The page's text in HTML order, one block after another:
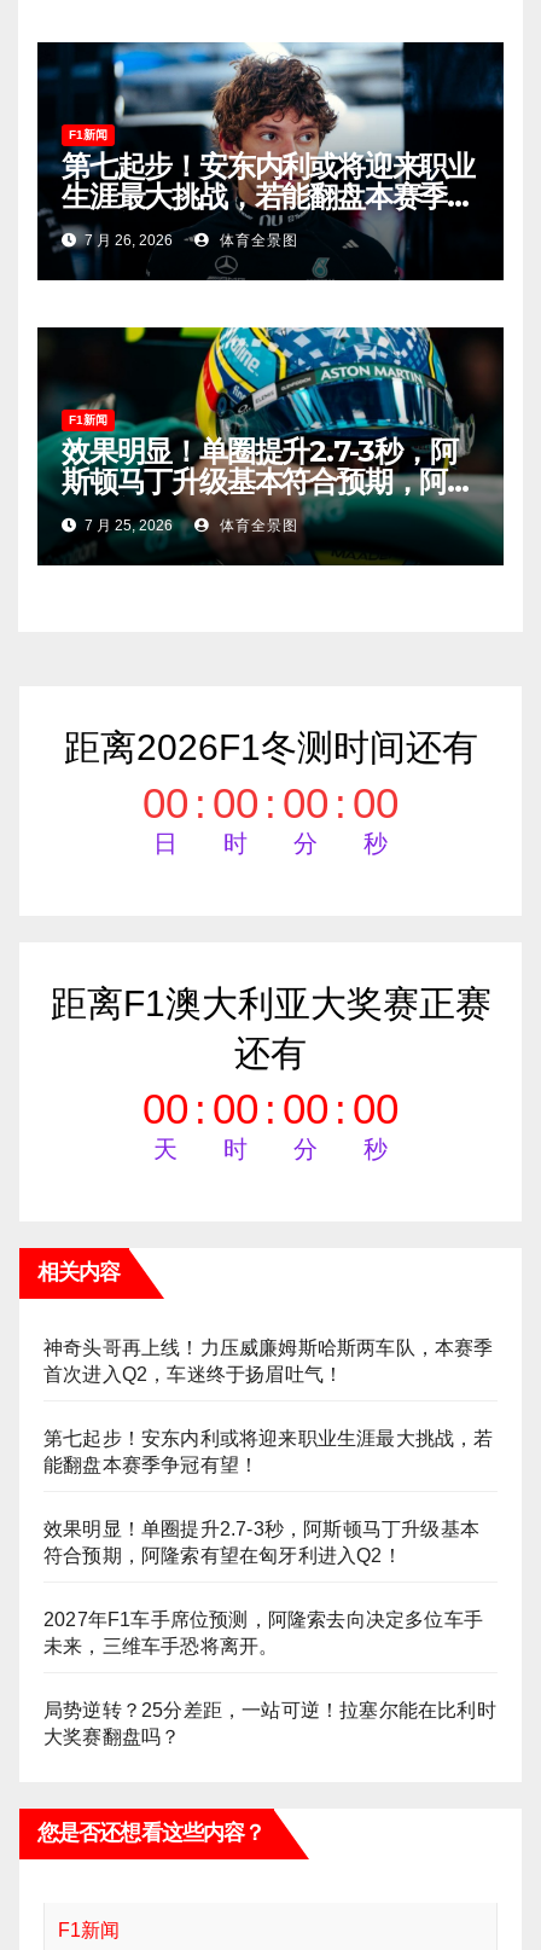
F1新闻
第七起步！安东内利或将迎来职业
生涯最大挑战，若能翻盘本赛季争
冠有望！
7 月 26, 2026 体育全景图
F1新闻
效果明显！单圈提升2.7-3秒，阿
斯顿马丁升级基本符合预期，阿隆
索有望在匈牙利进入Q2！
7 月 25, 2026 体育全景图
距离2026F1冬测时间还有
00
日
: 00
时
: 00
分
: 00
秒
距离F1澳大利亚大奖赛正赛
还有
00
天
: 00
时
: 00
分
: 00
秒
相关内容
神奇头哥再上线！力压威廉姆斯哈斯两车队，本赛季
首次进入Q2，车迷终于扬眉吐气！
第七起步！安东内利或将迎来职业生涯最大挑战，若
能翻盘本赛季争冠有望！
效果明显！单圈提升2.7-3秒，阿斯顿马丁升级基本
符合预期，阿隆索有望在匈牙利进入Q2！
2027年F1车手席位预测，阿隆索去向决定多位车手
未来，三维车手恐将离开。
局势逆转？25分差距，一站可逆！拉塞尔能在比利时
大奖赛翻盘吗？
您是否还想看这些内容？
F1新闻